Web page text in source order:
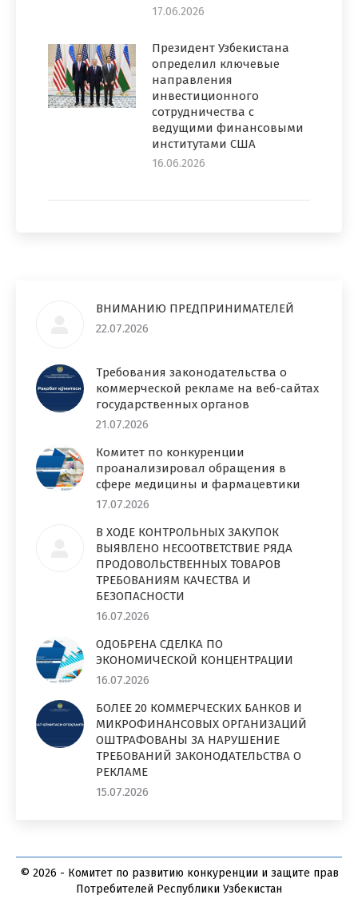
17.06.2026
Президент Узбекистана
определил ключевые
направления
инвестиционного
сотрудничества с
ведущими финансовыми
институтами США
16.06.2026
ВНИМАНИЮ ПРЕДПРИНИМАТЕЛЕЙ
22.07.2026
Требования законодательства о
коммерческой рекламе на веб-сайтах
государственных органов
21.07.2026
Комитет по конкуренции
проанализировал обращения в
сфере медицины и фармацевтики
17.07.2026
В ХОДЕ КОНТРОЛЬНЫХ ЗАКУПОК
ВЫЯВЛЕНО НЕСООТВЕТСТВИЕ РЯДА
ПРОДОВОЛЬСТВЕННЫХ ТОВАРОВ
ТРЕБОВАНИЯМ КАЧЕСТВА И
БЕЗОПАСНОСТИ
16.07.2026
ОДОБРЕНА СДЕЛКА ПО
ЭКОНОМИЧЕСКОЙ КОНЦЕНТРАЦИИ
16.07.2026
БОЛЕЕ 20 КОММЕРЧЕСКИХ БАНКОВ И
МИКРОФИНАНСОВЫХ ОРГАНИЗАЦИЙ
ОШТРАФОВАНЫ ЗА НАРУШЕНИЕ
ТРЕБОВАНИЙ ЗАКОНОДАТЕЛЬСТВА О
РЕКЛАМЕ
15.07.2026
© 2026 - Комитет по развитию конкуренции и защите прав
Потребителей Республики Узбекистан